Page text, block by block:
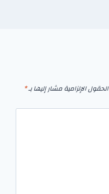
الحقول الإلزامية مشار إليها بـ*